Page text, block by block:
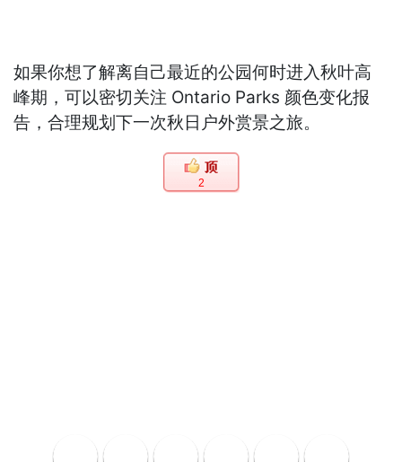
如果你想了解离自己最近的公园何时进入秋叶高
峰期，可以密切关注 Ontario Parks 颜色变化报
告，合理规划下一次秋日户外赏景之旅。
2